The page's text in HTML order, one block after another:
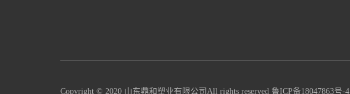
Copyright © 2020 山东鼎和塑业有限公司All rights reserved 鲁ICP备18047863号-4